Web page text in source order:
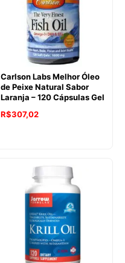
Carlson Labs Melhor Óleo
de Peixe Natural Sabor
Laranja – 120 Cápsulas Gel
R$307,02